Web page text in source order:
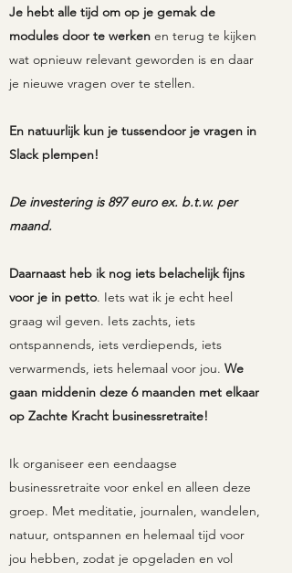
Je hebt alle tijd om op je gemak de
modules door te werken en terug te kijken
wat opnieuw relevant geworden is en daar
je nieuwe vragen over te stellen.
En natuurlijk kun je tussendoor je vragen in
Slack plempen!
De investering is 897 euro ex. b.t.w. per
maand.
Daarnaast heb ik nog iets belachelijk fijns
voor je in petto. Iets wat ik je echt heel
graag wil geven. Iets zachts, iets
ontspannends, iets verdiepends, iets
verwarmends, iets helemaal voor jou. We
gaan middenin deze 6 maanden met elkaar
op Zachte Kracht businessretraite!
Ik organiseer een eendaagse
businessretraite voor enkel en alleen deze
groep. Met meditatie, journalen, wandelen,
natuur, ontspannen en helemaal tijd voor
jou hebben, zodat je opgeladen en vol